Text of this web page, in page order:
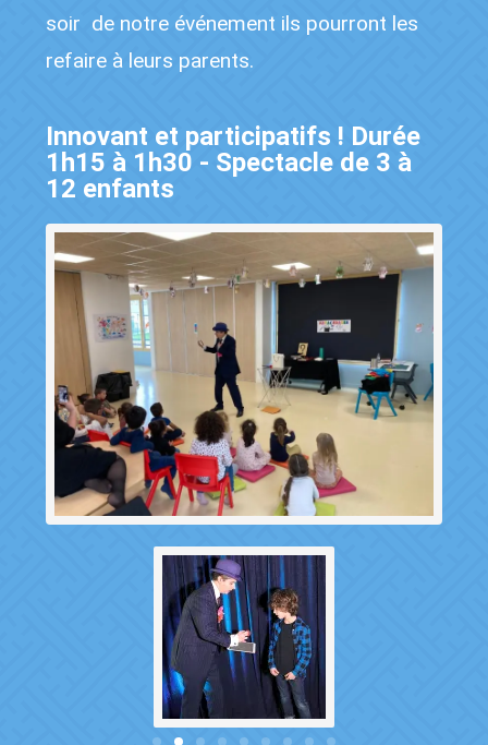
soir de notre événement ils pourront les
refaire à leurs parents.
Innovant et participatifs ! Durée
1h15 à 1h30 - Spectacle de 3 à
12 enfants